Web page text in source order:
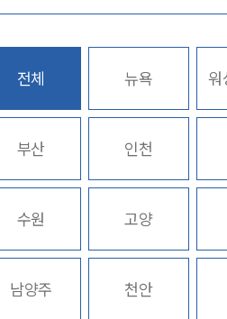
전체 뉴욕 워
부산 인천
수원 고양
남양주 천안